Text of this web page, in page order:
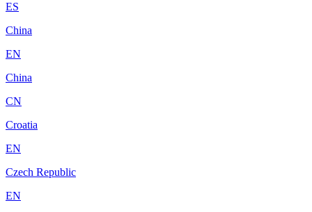
ES
China
EN
China
CN
Croatia
EN
Czech Republic
EN